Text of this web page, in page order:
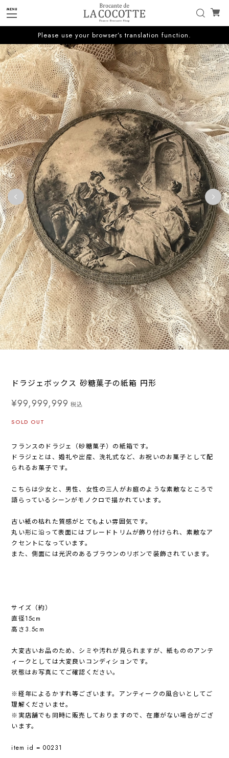
Please use your browser’s translation function.
ドラジェボックス 砂糖菓子の紙箱 円形
¥99,999,999 税込
SOLD OUT
フランスのドラジェ（砂糖菓子）の紙箱です。
ドラジェとは、婚礼や出産、洗礼式など、お祝いのお菓子として配
られるお菓子です。
こちらは少女と、男性、女性の三人がお庭のような素敵なところで
語らっているシーンがモノクロで描かれています。
古い紙の枯れた質感がとてもよい雰囲気です。
丸い形に沿って表面にはブレードトリムが飾り付けられ、素敵なア
クセントになっています。
また、側面には光沢のあるブラウンのリボンで装飾されています。
サイズ（約）
直径15cm
高さ3.5cm
大変古いお品のため、シミや汚れが見られますが、紙もののアンテ
ィークとしては大変良いコンディションです。
状態はお写真にてご確認ください。
※経年によるかすれ等ございます。アンティークの風合いとしてご
理解くださいませ。
※実店舗でも同時に販売しておりますので、在庫がない場合がござ
います。
item id = 00231